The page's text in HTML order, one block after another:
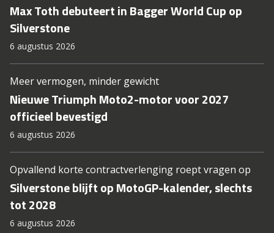
Max Toth debuteert in Bagger World Cup op
Silverstone
6 augustus 2026
Meer vermogen, minder gewicht
Nieuwe Triumph Moto2-motor voor 2027
officieel bevestigd
6 augustus 2026
Opvallend korte contractverlenging roept vragen op
Silverstone blijft op MotoGP-kalender, slechts
tot 2028
6 augustus 2026